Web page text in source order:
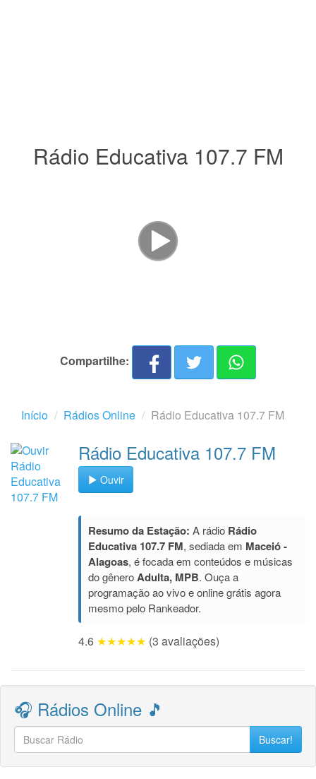
Rádio Educativa 107.7 FM
Compartilhe:
Início Rádios Online Rádio Educativa 107.7 FM
Rádio Educativa 107.7 FM
Ouvir
Resumo da Estação: A rádio Rádio
Educativa 107.7 FM, sediada em Maceió -
Alagoas, é focada em conteúdos e músicas
do gêneroAdulta, MPB. Ouça a
programação ao vivo e online grátis agora
mesmo pelo Rankeador.
4.6 ★★★★★ (3 avaliações)
🎧 Rádios Online 🎵
Buscar!